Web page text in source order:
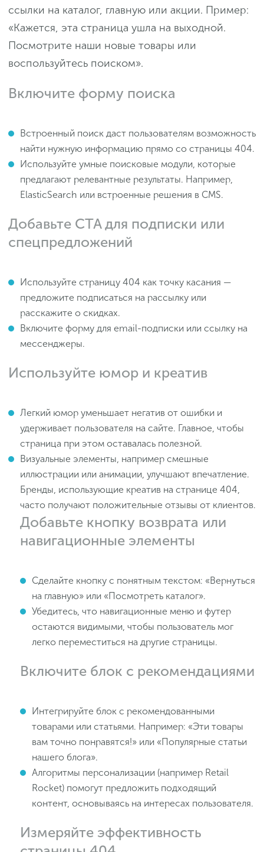
ссылки на каталог, главную или акции. Пример:
«Кажется, эта страница ушла на выходной.
Посмотрите наши новые товары или
воспользуйтесь поиском».
Включите форму поиска
Встроенный поиск даст пользователям возможность
найти нужную информацию прямо со страницы 404.
Используйте умные поисковые модули, которые
предлагают релевантные результаты. Например,
ElasticSearch или встроенные решения в CMS.
Добавьте CTA для подписки или
спецпредложений
Используйте страницу 404 как точку касания —
предложите подписаться на рассылку или
расскажите о скидках.
Включите форму для email-подписки или ссылку на
мессенджеры.
Используйте юмор и креатив
Легкий юмор уменьшает негатив от ошибки и
удерживает пользователя на сайте. Главное, чтобы
страница при этом оставалась полезной.
Визуальные элементы, например смешные
иллюстрации или анимации, улучшают впечатление.
Бренды, использующие креатив на странице 404,
часто получают положительные отзывы от клиентов.
Добавьте кнопку возврата или
навигационные элементы
Сделайте кнопку с понятным текстом: «Вернуться
на главную» или «Посмотреть каталог».
Убедитесь, что навигационные меню и футер
остаются видимыми, чтобы пользователь мог
легко переместиться на другие страницы.
Включите блок с рекомендациями
Интегрируйте блок с рекомендованными
товарами или статьями. Например: «Эти товары
вам точно понравятся!» или «Популярные статьи
нашего блога».
Алгоритмы персонализации (например Retail
Rocket) помогут предложить подходящий
контент, основываясь на интересах пользователя.
Измеряйте эффективность